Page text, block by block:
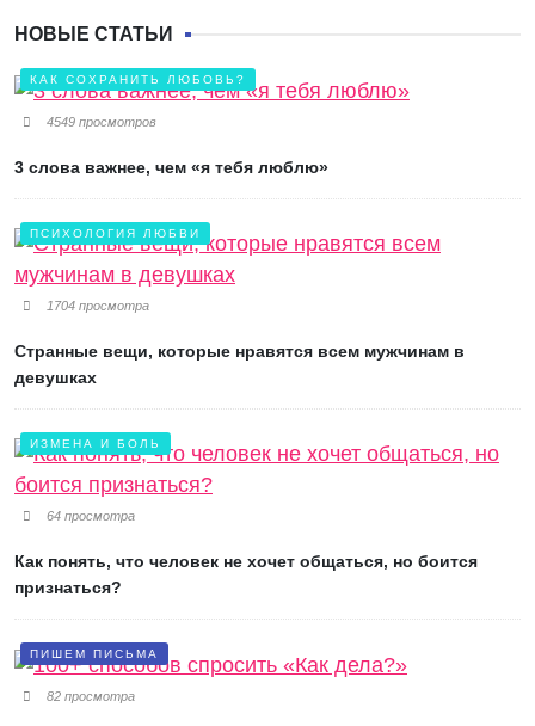
НОВЫЕ СТАТЬИ
КАК СОХРАНИТЬ ЛЮБОВЬ?
4549 просмотров
3 слова важнее, чем «я тебя люблю»
ПСИХОЛОГИЯ ЛЮБВИ
1704 просмотра
Странные вещи, которые нравятся всем мужчинам в
девушках
ИЗМЕНА И БОЛЬ
64 просмотра
Как понять, что человек не хочет общаться, но боится
признаться?
ПИШЕМ ПИСЬМА
82 просмотра